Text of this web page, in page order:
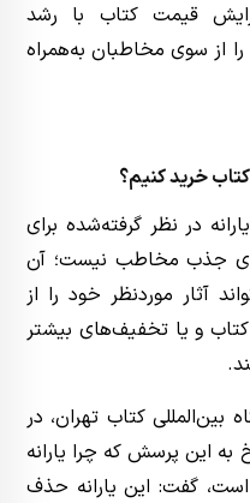
قیمت کتاب با رشد
از سوی مخاطبان به‌همراه
خرید کنیم؟
در نظر گرفته‌شده برای
جذب مخاطب نیست؛ آن
آثار موردنظر خود را از
و یا تخفیف‌های بیشتر
بین‌المللی کتاب تهران، در
به این پرسش که چرا یارانه
گفت: این یارانه حذف